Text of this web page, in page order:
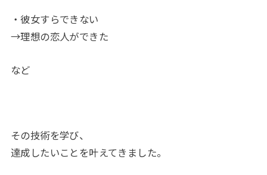
・彼女すらできない
→理想の恋人ができた
など
その技術を学び、
達成したいことを叶えてきました。